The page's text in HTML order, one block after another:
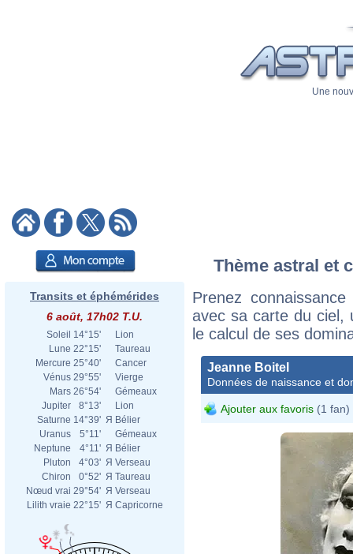
Une
Transits et éphémérides
6 août, 17h02 T.U.
Soleil 14°15'
Lion
Lune 22°15'
Taureau
Mercure 25°40'
Cancer
Vénus 29°55'
Vierge
Mars 26°54'
Gémeaux
Jupiter
8°13'
Lion
Saturne 14°39' Я Bélier
Uranus
5°11'
Gémeaux
Neptune
4°11' Я Bélier
Pluton
4°03' Я Verseau
Chiron
0°52' Я Taureau
Nœud vrai 29°54' Я Verseau
Lilith vraie 22°15' Я Capricorne
Thème astral et
Prenez
avec sa carte du ciel,
le calcul de ses
Jeanne Boitel
Données de naissance et
Ajouter aux favoris (1 fan)